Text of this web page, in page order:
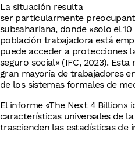
La situación resulta
ser particularmente
subsahariana, donde «solo el
población trabajadora está
puede acceder a protecciones
seguro social» (IFC, 2023).
gran mayoría de trabajadores
de los sistemas formales de
El informe «The Next 4 Billion»
características universales de
trascienden las estadísticas de